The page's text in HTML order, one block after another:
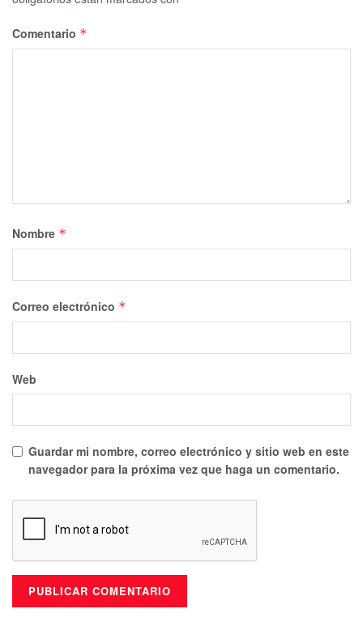
Comentario *
Nombre *
Correo electrónico *
Web
Guardar mi nombre, correo electrónico y sitio web en este
navegador para la próxima vez que haga un comentario.